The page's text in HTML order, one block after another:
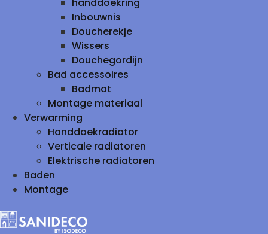
Inbouwnis
Doucherekje
Wissers
Douchegordijn
Bad accessoires
Badmat
Montage materiaal
Verwarming
Handdoekradiator
Verticale radiatoren
Elektrische radiatoren
Baden
Montage